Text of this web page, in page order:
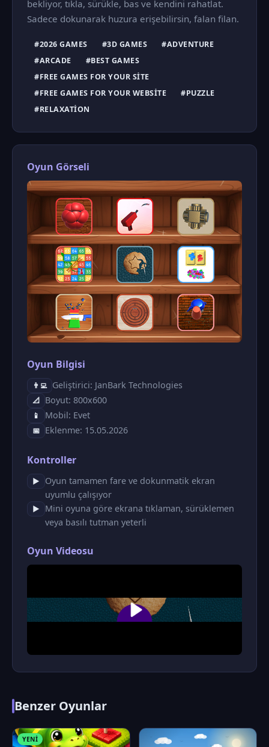
bekliyor, tıkla, sürükle, bas ve kendini rahatlat.
Sadece dokunarak huzura erişebilirsin, falan filan.
#2026 GAMES #3D GAMES
#ADVENTURE
#ARCADE
#BEST GAMES
#FREE GAMES FOR YOUR SITE
#FREE GAMES FOR YOUR WEBSITE
#PUZZLE
#RELAXATION
Oyun Görseli
Oyun Bilgisi
👨‍💻 Geliştirici: JanBark Technologies
📐 Boyut: 800x600
📱 Mobil: Evet
📅 Eklenme: 15.05.2026
Kontroller
▶
Oyun tamamen fare ve dokunmatik ekran
uyumlu çalışıyor
▶
Mini oyuna göre ekrana tıklaman, sürüklemen
veya basılı tutman yeterli
Oyun Videosu
Benzer Oyunlar
YENI